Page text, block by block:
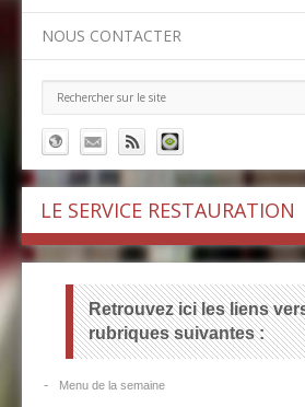
NOUS CONTACTER
LE SERVICE RESTAURATION
Retrouvez ici les liens
rubriques suivantes :
- Menu de la semaine